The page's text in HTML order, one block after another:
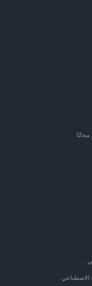
الاصطناعي